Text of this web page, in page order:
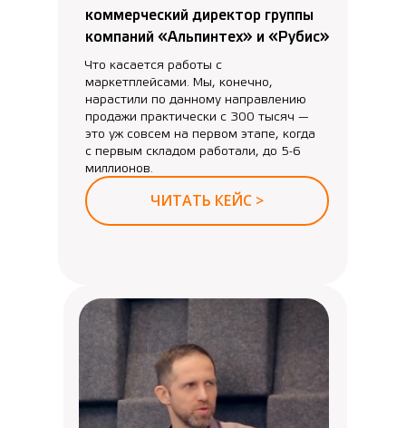
ЧИТАТЬ КЕЙС >
коммерческий директор группы
компаний «Альпинтех» и «Рубис»
Что касается работы с
маркетплейсами. Мы, конечно,
нарастили по данному направлению
продажи практически с 300 тысяч —
это уж совсем на первом этапе, когда
с первым складом работали, до 5-6
миллионов.